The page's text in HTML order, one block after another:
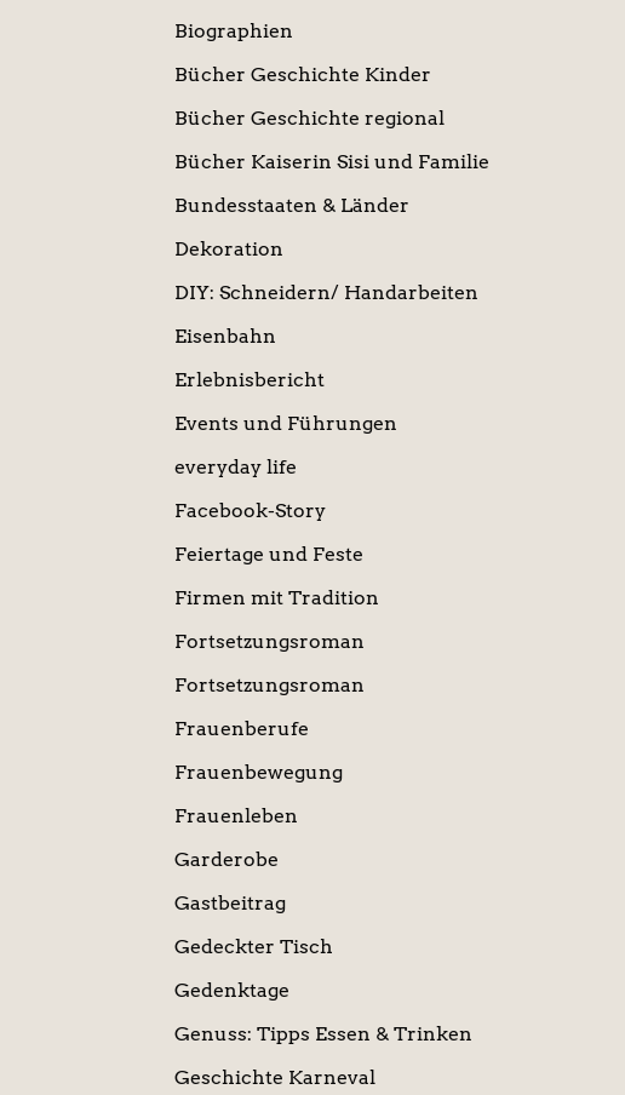
Biographien
Bücher Geschichte Kinder
Bücher Geschichte regional
Bücher Kaiserin Sisi und Familie
Bundesstaaten & Länder
Dekoration
DIY: Schneidern/ Handarbeiten
Eisenbahn
Erlebnisbericht
Events und Führungen
everyday life
Facebook-Story
Feiertage und Feste
Firmen mit Tradition
Fortsetzungsroman
Fortsetzungsroman
Frauenberufe
Frauenbewegung
Frauenleben
Garderobe
Gastbeitrag
Gedeckter Tisch
Gedenktage
Genuss: Tipps Essen & Trinken
Geschichte Karneval